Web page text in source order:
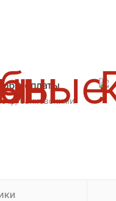
оплаты
банковскими